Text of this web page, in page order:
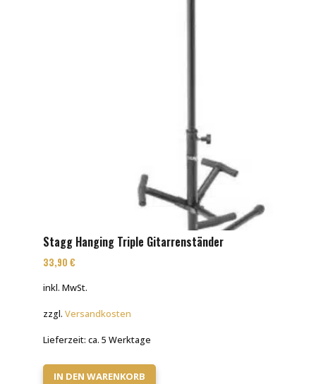
Stagg Hanging Triple Gitarrenständer
33,90 €
inkl. MwSt.
zzgl. Versandkosten
Lieferzeit: ca. 5 Werktage
IN DEN WARENKORB